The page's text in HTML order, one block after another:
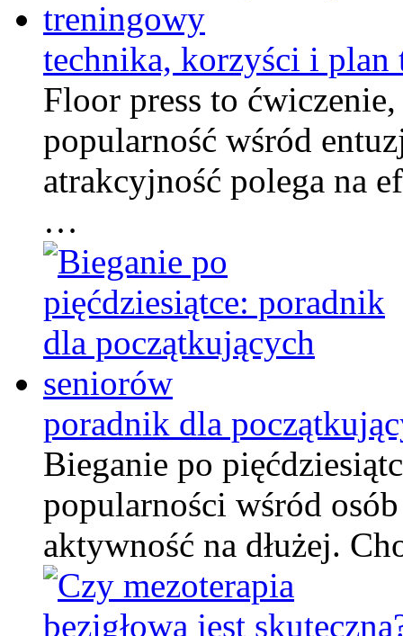
technika, korzyści i plan
Floor press to
popularność wśród
atrakcyjność polega na
…
poradnik dla
Bieganie po
popularności wśród
aktywność na dłużej.